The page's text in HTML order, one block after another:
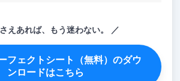
えあれば、もう迷わない。
フェクトシート（無料）のダウ
ンロードはこちら